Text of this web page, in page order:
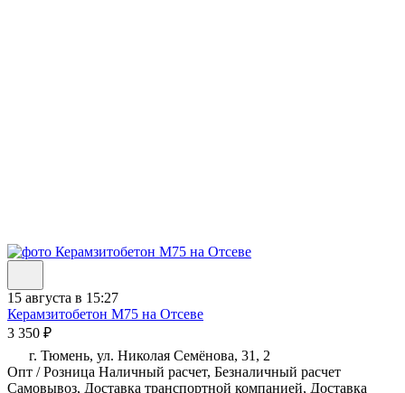
15 августа в 15:27
Керамзитобетон М75 на Отсеве
3 350 ₽
г. Тюмень, ул. Николая Семёнова, 31, 2
Опт / Розница Наличный расчет, Безналичный расчет
Самовывоз, Доставка транспортной компанией, Доставка